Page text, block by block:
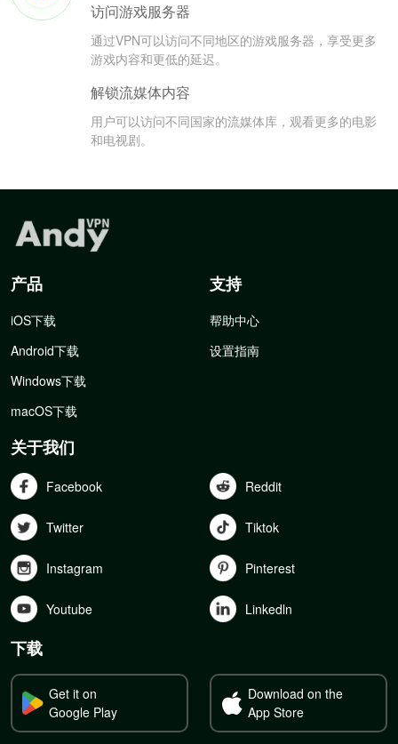
访问游戏服务器
通过VPN可以访问不同地区的游戏服务器，享受更多
游戏内容和更低的延迟。
解锁流媒体内容
用户可以访问不同国家的流媒体库，观看更多的电影
和电视剧。
产品
iOS下载
Android下载
Windows下载
macOS下载
支持
帮助中心
设置指南
关于我们
Facebook Reddit
Twitter Tiktok
Instagram Pinterest
Youtube Linkedln
下载
Get it on
Google Play
Download on the
App Store